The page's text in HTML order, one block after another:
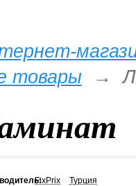
товары→
FixPrix Турция